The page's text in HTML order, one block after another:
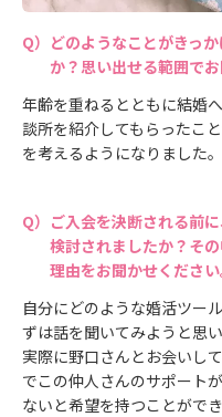
どのようなことがきっ
か？思い出せる範囲でお
年齢を重ねるとともに結婚
談所を紹介してもらったこ
を考えるようになりました。
ご入会を決断される前
検討されましたか？そ
理由をお聞かせください
自分にどのような婚活ツー
ずは話を聞いてみようと思い
実際に野口さんとお会いし
でこの仲人さんのサポート
ないと希望を持つことができ